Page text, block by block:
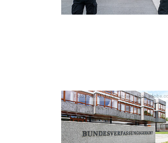
Foto:Foto: U. J. Alexander -